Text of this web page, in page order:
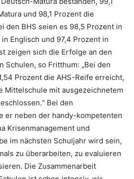
und 98,1 Prozent die
den BHS seien es 98,5 Prozent in
Englisch und 97,4 Prozent in
zeigen sich die Erfolge an den
Schulen, so Fritthum: „Bei den
Prozent die AHS-Reife erreicht,
Mittelschule mit ausgezeichnetem
Bei den
er neben der handy-kompetenten
Krisenmanagement und
im nächsten Schuljahr wird sein,
zu überarbeiten, zu evaluieren
Die Zusammenarbeit